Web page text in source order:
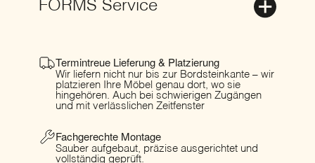
FORMS Service
Termintreue Lieferung & Platzierung
Wir liefern nicht nur bis zur Bordsteinkante – wir
platzieren Ihre Möbel genau dort, wo sie
hingehören. Auch bei schwierigen Zugängen
und mit verlässlichen Zeitfenster
Fachgerechte Montage
Sauber aufgebaut, präzise ausgerichtet und
vollständig geprüft.